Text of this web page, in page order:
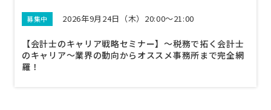
募集中 2026年9月24日（木）20:00～21:00
【会計士のキャリア戦略セミナー】〜税務で拓く会計士
のキャリア〜業界の動向からオススメ事務所まで完全網
羅！